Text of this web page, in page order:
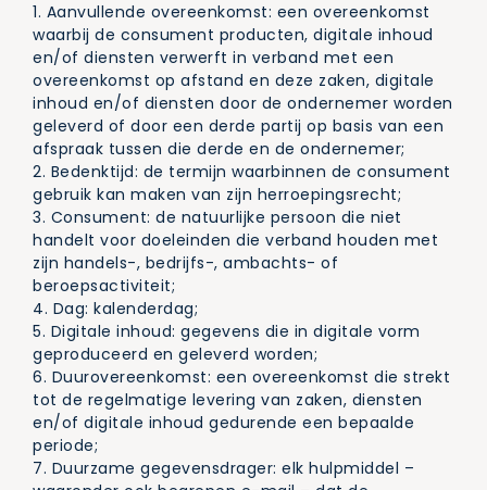
1. Aanvullende overeenkomst: een overeenkomst
waarbij de consument producten, digitale inhoud
en/of diensten verwerft in verband met een
overeenkomst op afstand en deze zaken, digitale
inhoud en/of diensten door de ondernemer worden
geleverd of door een derde partij op basis van een
afspraak tussen die derde en de ondernemer;
2. Bedenktijd: de termijn waarbinnen de consument
gebruik kan maken van zijn herroepingsrecht;
3. Consument: de natuurlijke persoon die niet
handelt voor doeleinden die verband houden met
zijn handels-, bedrijfs-, ambachts- of
beroepsactiviteit;
4. Dag: kalenderdag;
5. Digitale inhoud: gegevens die in digitale vorm
geproduceerd en geleverd worden;
6. Duurovereenkomst: een overeenkomst die strekt
tot de regelmatige levering van zaken, diensten
en/of digitale inhoud gedurende een bepaalde
periode;
7. Duurzame gegevensdrager: elk hulpmiddel –